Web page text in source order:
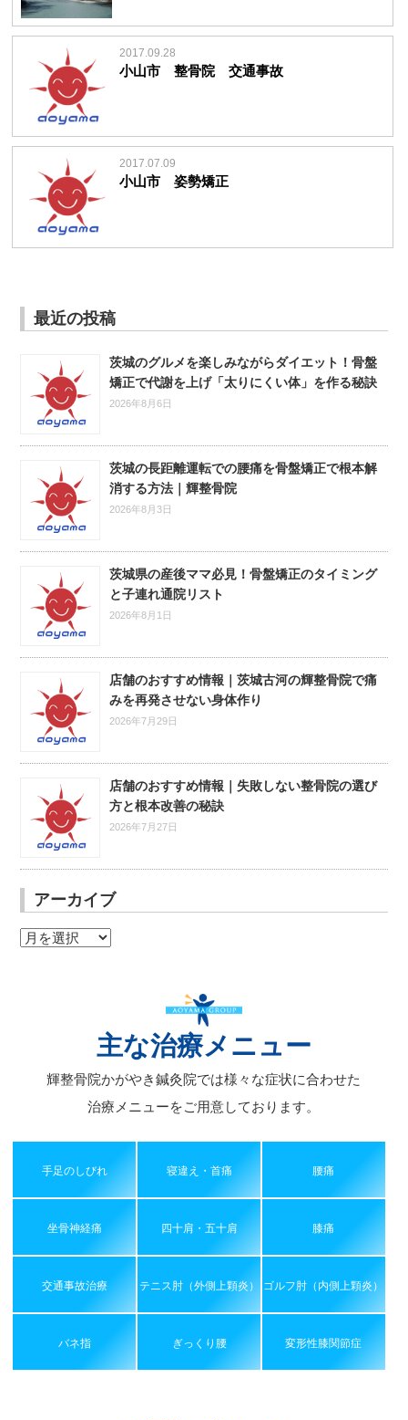
2017.09.28
小山市 整骨院 交通事故
2017.07.09
小山市 姿勢矯正
最近の投稿
茨城のグルメを楽しみながらダイエット！骨盤
矯正で代謝を上げ「太りにくい体」を作る秘訣
2026年8月6日
茨城の長距離運転での腰痛を骨盤矯正で根本解
消する方法｜輝整骨院
2026年8月3日
茨城県の産後ママ必見！骨盤矯正のタイミング
と子連れ通院リスト
2026年8月1日
店舗のおすすめ情報｜茨城古河の輝整骨院で痛
みを再発させない身体作り
2026年7月29日
店舗のおすすめ情報｜失敗しない整骨院の選び
方と根本改善の秘訣
2026年7月27日
アーカイブ
ア
主な治療メニュー
輝整骨院かがやき鍼灸院では様々な症状に合わせた
治療メニューをご用意しております。
手足のしびれ 寝違え・首痛 腰痛
坐骨神経痛 四十肩・五十肩 膝痛
交通事故治療 テニス肘（外側上顆炎） ゴルフ肘（内側上顆炎）
バネ指 ぎっくり腰 変形性膝関節症